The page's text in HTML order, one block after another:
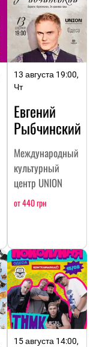
13 августа 19:00,
Чт
Евгений
Рыбчинский
Международный
культурный
центр UNION
от 440 грн
15 августа 14:00,